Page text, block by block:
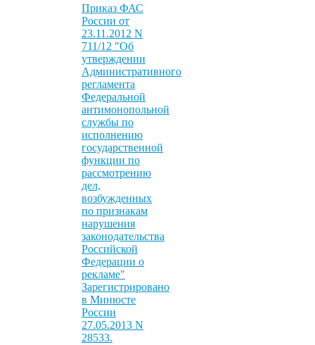
Приказ ФАС
России от
23.11.2012 N
711/12 "Об
утверждении
Административного
регламента
Федеральной
антимонопольной
службы по
исполнению
государственной
функции по
рассмотрению
дел,
возбужденных
по признакам
нарушения
законодательства
Российской
Федерации о
рекламе"
Зарегистрировано
в Минюсте
России
27.05.2013 N
28533.